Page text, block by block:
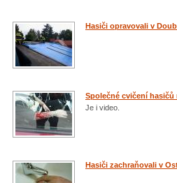
Hasiči opravovali v
Společné cvičení hasičů
Je i video.
Hasiči zachraňovali v